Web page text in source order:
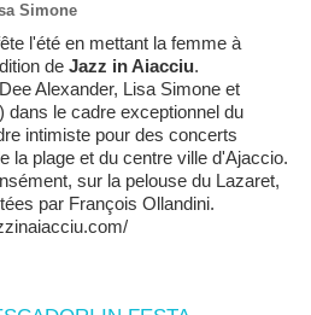
Simone
l'été en mettant la femme à
de Jazz in Aiacciu.
Alexander, Lisa Simone et
) dans le cadre exceptionnel du
intimiste pour des concerts
la plage et du centre ville d'Ajaccio.
sur la pelouse du Lazaret,
par François Ollandini.